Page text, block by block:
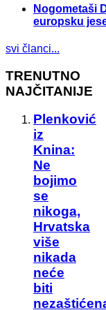
Nogometaši
europsku
svi članci...
TRENUTNO
NAJČITANIJE
Plenković
iz
Knina:
Ne
bojimo
se
nikoga,
Hrvatska
više
nikada
neće
biti